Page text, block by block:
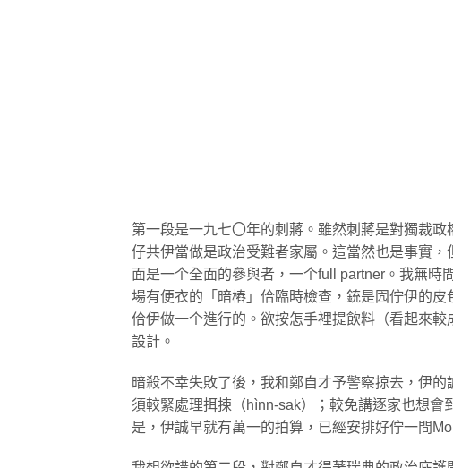
第一段是一九七〇年的刺蔣。雖然刺蔣是對獨裁
仔共伊當做是政治受難者家屬。這當然也是事實
面是一个全面的參與者，一个full partner。我無時
場有便衣的「暗樁」佮臨時檢查，銃是囥佇伊的
佮伊做一个進行的。欲按怎手裡提飲料（看起來
設計。
暗殺不幸失敗了後，我和鄭自才予警察掠去，伊
須較緊處理挕捒（hìnn-sak）；較免講逐家也想
是，伊誠早就有萬一的拍算，已經安排好佇一間